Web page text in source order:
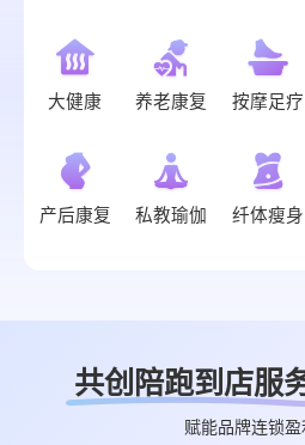
大健康 养老康复 按摩足疗
产后康复 私教瑜伽 纤体瘦身
共创陪跑到店服
赋能品牌连锁